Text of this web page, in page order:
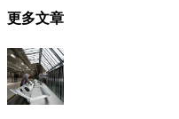
更多文章